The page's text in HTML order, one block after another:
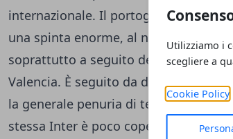
Utilizziamo i
scegliere a
Cookie Policy
internazionale. Il portoghese, infatti,
una spinta enorme, al netto di alcune
soprattutto a seguito dell’approdo
Valencia. È seguito da diversi top
la generale penuria di terzini degli
stessa Inter è poco coperta,
l’affare